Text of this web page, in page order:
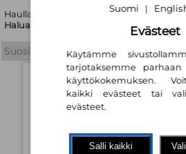
Haullasi löytyi yhteensä 51 tuotetta
Haluatko tarkentaa hakukriteerejä?
Phantasma
Smith, Kaylie;
(käänt.)
Karisto Oy
Kovakantinen kirja
Saatavuus:
Suomi |
Evästeet
Käytämme
tarjotaksemme parhaan
käyttökokemuksen.
kaikki evästeet tai
evästeet.
Salli kaikki